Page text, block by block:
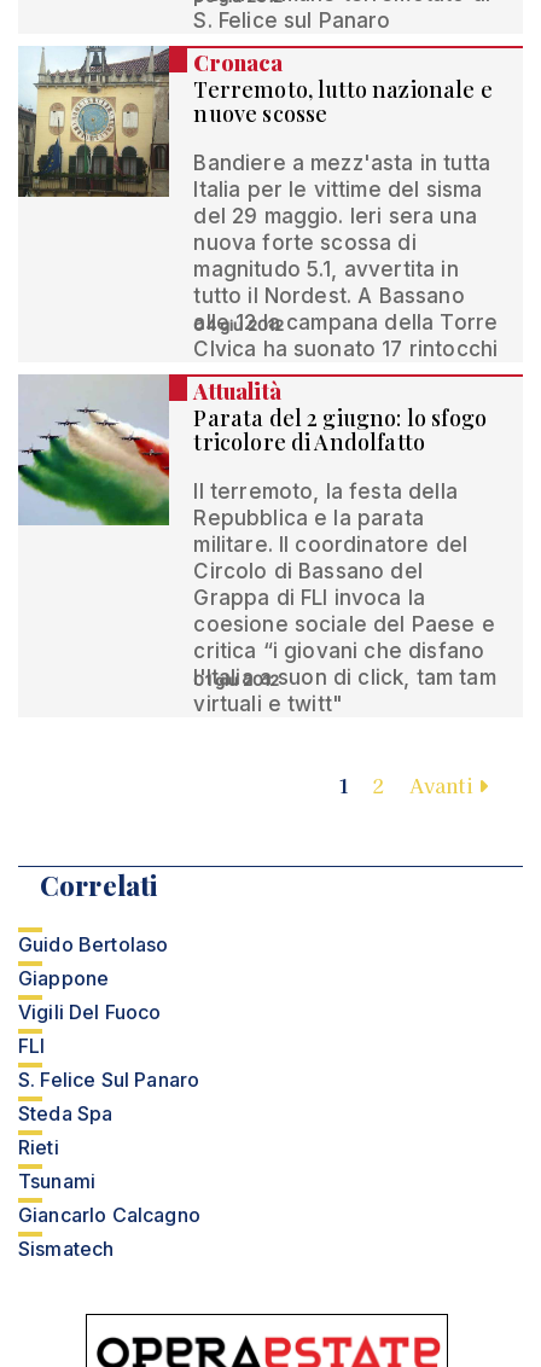
S. Felice sul Panaro
Cronaca
Terremoto, lutto nazionale e
nuove scosse
Bandiere a mezz'asta in tutta
Italia per le vittime del sisma
del 29 maggio. Ieri sera una
nuova forte scossa di
magnitudo 5.1, avvertita in
tutto il Nordest. A Bassano
alle 12 la campana della Torre
CIvica ha suonato 17 rintocchi
04 giu 2012
Attualità
Parata del 2 giugno: lo sfogo
tricolore di Andolfatto
Il terremoto, la festa della
Repubblica e la parata
militare. Il coordinatore del
Circolo di Bassano del
Grappa di FLI invoca la
coesione sociale del Paese e
critica “i giovani che disfano
l'Italia a suon di click, tam tam
virtuali e twitt"
01 giu 2012
1 2 Avanti
Correlati
Guido Bertolaso
Giappone
Vigili Del Fuoco
FLI
S. Felice Sul Panaro
Steda Spa
Rieti
Tsunami
Giancarlo Calcagno
Sismatech